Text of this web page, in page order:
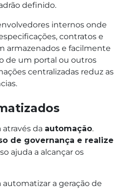
definido.
internos onde
contratos e
armazenados e facilmente
de um portal ou outros
centralizadas reduz as
da automação.
de governança e realize
ajuda a alcançar os
a geração de